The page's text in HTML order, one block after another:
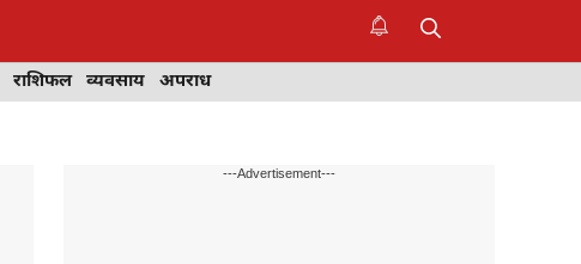
राशिफल व्यवसाय अपराध
---Advertisement---